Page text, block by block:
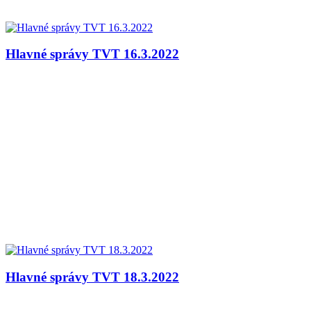
Hlavné správy TVT 16.3.2022
Hlavné správy TVT 18.3.2022